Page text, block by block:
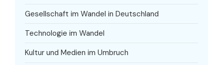
Gesellschaft im Wandel in Deutschland
Technologie im Wandel
Kultur und Medien im Umbruch